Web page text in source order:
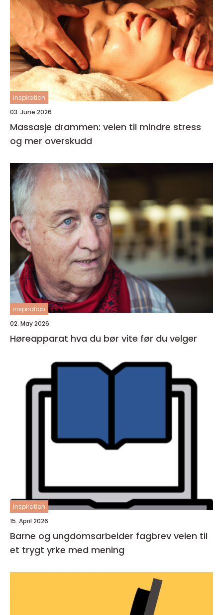
inspiration
03. June 2026
Massasje drammen: veien til mindre stress
og mer overskudd
inspiration
02. May 2026
Høreapparat hva du bør vite før du velger
inspiration
15. April 2026
Barne og ungdomsarbeider fagbrev veien til
et trygt yrke med mening